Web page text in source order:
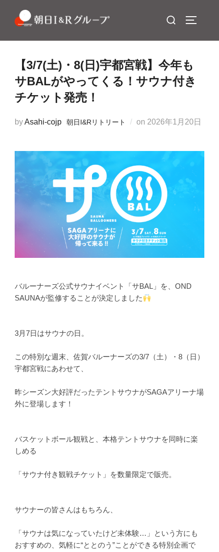
検
対
【3/7(土)・8(日)宇都宮戦】今年も
サBALがやってくる！サウナ付き
チケット発売！
byAsahi-cojp 朝日I&Rリトリート on 投
2026年1月20日
バルーナーズ公式サウナイベント「サBAL」を、OND
SAUNAが監修することが決定しました
3月7日はサウナの日。
この特別な週末、佐賀バルーナーズの3/7（土）・8（日）
宇都宮戦にあわせて、
昨シーズン大好評だったテントサウナがSAGAアリーナ場
外に登場します！
バスケットボール観戦と、本格テントサウナを同時に楽
しめる
「サウナ付き観戦チケット」を数量限定で販売。
サウナーの皆さんはもちろん、
「サウナは気になっていたけど未体験…」という方にも
おすすめの、気軽に“ととのう”ことができる特別企画で